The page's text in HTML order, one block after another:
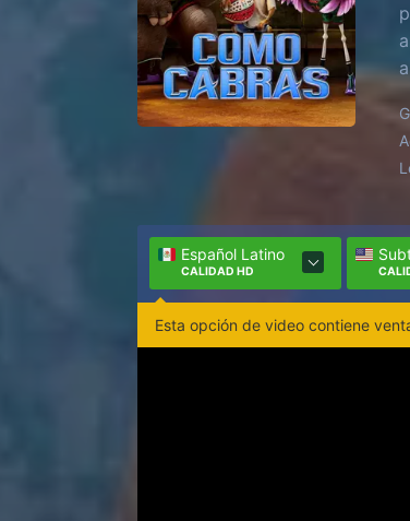
Español Latino
CALIDAD HD
Esta opción de video contiene